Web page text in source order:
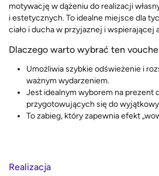
motywację w dążeniu do realizacji
i estetycznych. To idealne miejsce dla
ciało i ducha w przyjaznej i wspierającej
Dlaczego warto wybrać ten
Umożliwia szybkie odświeżenie i
ważnym wydarzeniem.
Jest idealnym wyborem na prezent
przygotowujących się do
To zabieg, który zapewnia efekt
Realizacja